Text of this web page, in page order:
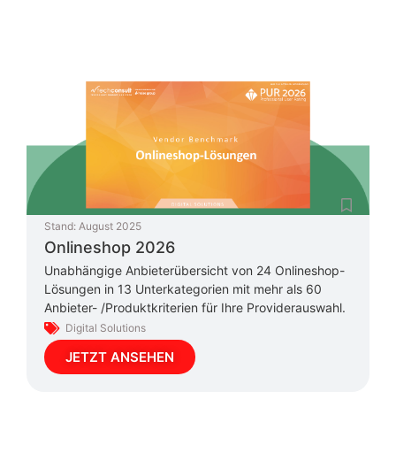
Stand: August 2025
Onlineshop 2026
Unabhängige Anbieterübersicht von 24 Onlineshop-
Lösungen in 13 Unterkategorien mit mehr als 60
Anbieter- /Produktkriterien für Ihre Providerauswahl.
Digital Solutions
JETZT ANSEHEN